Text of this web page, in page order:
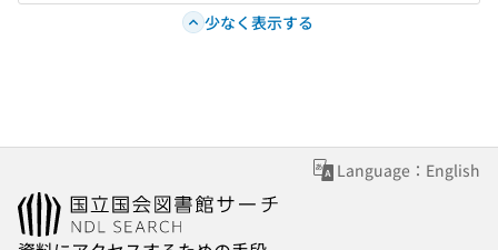
少なく表示する
Language：English